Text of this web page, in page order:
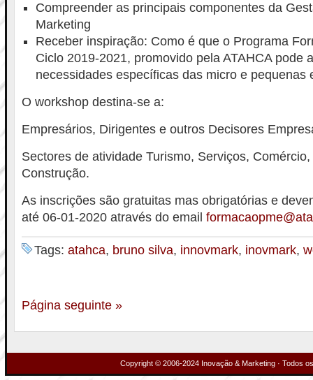
Compreender as principais componentes da
Marketing
Receber inspiração: Como é que o Programa
Ciclo 2019-2021, promovido pela ATAHCA pode
necessidades específicas das micro e pequenas
O workshop destina-se a:
Empresários, Dirigentes e outros Decisores
Sectores de atividade Turismo, Serviços,
Construção.
As inscrições são gratuitas mas obrigatórias e
até 06-01-2020 através do email
Tags: atahca, bruno silva, innovmark, inovmark,
Página seguinte »
Copyright © 2006-2024 Inovação & Marketing · Todos